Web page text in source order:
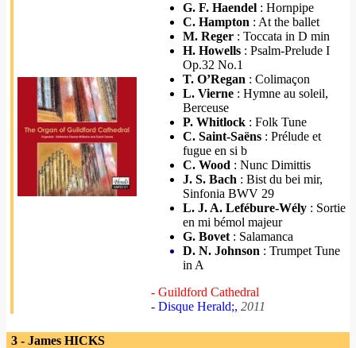
G. F. Haendel : Hornpipe
C. Hampton : At the ballet
M. Reger : Toccata in D min
H. Howells : Psalm-Prelude I
Op.32 No.1
T. O’Regan : Colimaçon
L. Vierne : Hymne au soleil,
Berceuse
P. Whitlock : Folk Tune
C. Saint-Saëns : Prélude et
fugue en si b
C. Wood : Nunc Dimittis
J. S. Bach : Bist du bei mir,
Sinfonia BWV 29
L. J. A. Lefébure-Wély : Sortie
en mi bémol majeur
G. Bovet : Salamanca
D. N. Johnson : Trumpet Tune
in A
- Guildford Cathedral
- Disque Herald;, 2011
3 - James HICKS